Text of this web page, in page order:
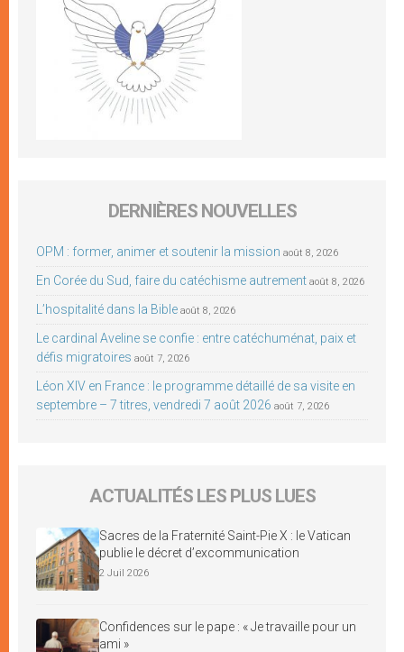
DERNIÈRES NOUVELLES
OPM : former, animer et soutenir la mission août 8, 2026
En Corée du Sud, faire du catéchisme autrement août 8, 2026
L’hospitalité dans la Bible août 8, 2026
Le cardinal Aveline se confie : entre catéchuménat, paix et
défis migratoires août 7, 2026
Léon XIV en France : le programme détaillé de sa visite en
septembre – 7 titres, vendredi 7 août 2026 août 7, 2026
ACTUALITÉS LES PLUS LUES
Sacres de la Fraternité Saint-Pie X : le Vatican
publie le décret d’excommunication
2 Juil 2026
Confidences sur le pape : « Je travaille pour un
ami »